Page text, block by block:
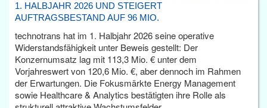
1. HALBJAHR 2026 UND STEIGERT
AUFTRAGSBESTAND AUF 96 MIO.
technotrans hat im 1. Halbjahr 2026 seine operative
Widerstandsfähigkeit unter Beweis gestellt: Der
Konzernumsatz lag mit 113,3 Mio. € unter dem
Vorjahreswert von 120,6 Mio. €, aber dennoch im Rahmen
der Erwartungen. Die Fokusmärkte Energy Management
sowie Healthcare & Analytics bestätigten ihre Rolle als